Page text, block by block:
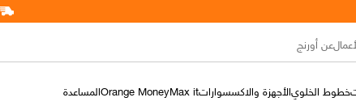
عن أورنج
خطوط الخلويالأجهزة والاكسسواراتMax it
Orange Moneyالمساعدة